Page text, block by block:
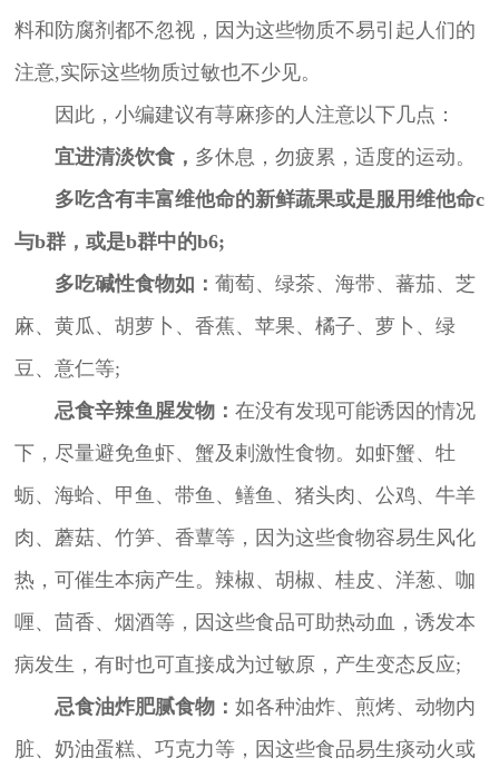
料和防腐剂都不忽视，因为这些物质不易引起人们的
注意,实际这些物质过敏也不少见。
因此，小编建议有荨麻疹的人注意以下几点：
宜进清淡饮食， 多休息，勿疲累，适度的运动。
多吃含有丰富维他命的新鲜蔬果或是服用维他命c
与b群，或是b群中的b6;
多吃碱性食物如： 葡萄、绿茶、海带、蕃茄、芝
麻、黄瓜、胡萝卜、香蕉、苹果、橘子、萝卜、绿
豆、意仁等;
忌食辛辣鱼腥发物： 在没有发现可能诱因的情况
下，尽量避免鱼虾、蟹及剌激性食物。如虾蟹、牡
蛎、海蛤、甲鱼、带鱼、鳝鱼、猪头肉、公鸡、牛羊
肉、蘑菇、竹笋、香蕈等，因为这些食物容易生风化
热，可催生本病产生。辣椒、胡椒、桂皮、洋葱、咖
喱、茴香、烟酒等，因这些食品可助热动血，诱发本
病发生，有时也可直接成为过敏原，产生变态反应;
忌食油炸肥腻食物： 如各种油炸、煎烤、动物内
脏、奶油蛋糕、巧克力等，因这些食品易生痰动火或